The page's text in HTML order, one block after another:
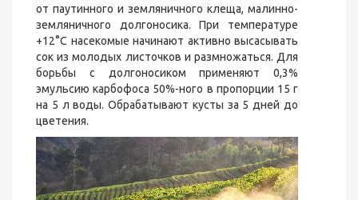
от паутинного и земляничного клеща, малинно-
земляничного долгоносика. При температуре
+12°С насекомые начинают активно высасывать
сок из молодых листочков и размножаться. Для
борьбы с долгоносиком применяют 0,3%
эмульсию карбофоса 50%-ного в пропорции 15 г
на 5 л воды. Обрабатывают кусты за 5 дней до
цветения.